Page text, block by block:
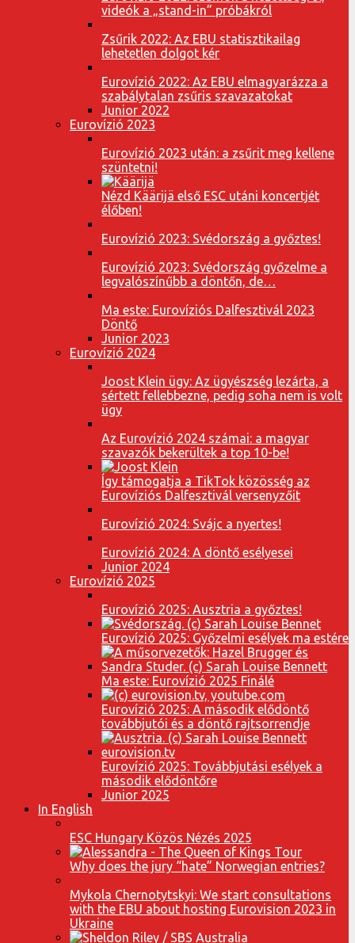
videók a „stand-in” próbákról
Zsűrik 2022: Az EBU statisztikailag
lehetetlen dolgot kér
Eurovízió 2022: Az EBU elmagyarázza a
szabálytalan zsűris szavazatokat
Junior 2022
Eurovízió 2023
Eurovízió 2023 után: a zsűrit meg kellene
szüntetni!
Nézd Käärijä első ESC utáni koncertjét
élőben!
Eurovízió 2023: Svédország a győztes!
Eurovízió 2023: Svédország győzelme a
legvalószínűbb a döntőn, de…
Ma este: Eurovíziós Dalfesztivál 2023
Döntő
Junior 2023
Eurovízió 2024
Joost Klein ügy: Az ügyészség lezárta, a
sértett fellebbezne, pedig soha nem is volt
ügy
Az Eurovízió 2024 számai: a magyar
szavazók bekerültek a top 10-be!
Így támogatja a TikTok közösség az
Eurovíziós Dalfesztivál versenyzőit
Eurovízió 2024: Svájc a nyertes!
Eurovízió 2024: A döntő esélyesei
Junior 2024
Eurovízió 2025
Eurovízió 2025: Ausztria a győztes!
Eurovízió 2025: Győzelmi esélyek ma estére
Ma este: Eurovízió 2025 Finálé
Eurovízió 2025: A második elődöntő
továbbjutói és a döntő rajtsorrendje
Eurovízió 2025: Továbbjutási esélyek a
második elődöntőre
Junior 2025
In English
ESC Hungary Közös Nézés 2025
Why does the jury “hate” Norwegian entries?
Mykola Chernotytskyi: We start consultations
with the EBU about hosting Eurovision 2023 in
Ukraine